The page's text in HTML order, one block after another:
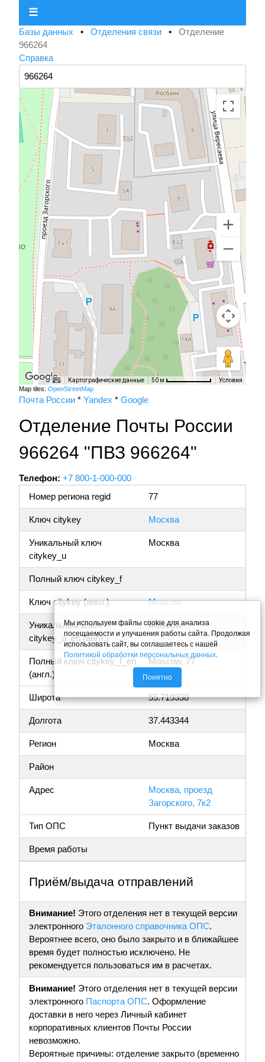
☰
Базы данных • Отделения связи • Отделение
966264
Справка
Картографические данные 50 м Условия
Map tiles: OpenStreetMap
Почта России * Yandex * Google
Отделение Почты России
966264 "ПВЗ 966264"
Телефон: +7 800-1-000-000
Номер региона regid
77
Ключ citykey Москва
Уникальный ключ
citykey_u
Москва
Полный ключ citykey_f
Ключ citykey (англ.) Moscow
Уникальный ключ
citykey_u_en (англ.)
Moscow
Полный ключ citykey_f_en
(англ.)
Moscow, 77
Широта 55.719338
Долгота 37.443344
Регион Москва
Район
Адрес
Москва, проезд
Загорского, 7к2
Тип ОПС Пункт выдачи заказов
Время работы
Приём/выдача отправлений
Внимание! Этого отделения нет в текущей версии
электронного Эталонного справочника ОПС.
Вероятнее всего, оно было закрыто и в ближайшее
время будет полностью исключено. Не
рекомендуется пользоваться им в расчетах.
Внимание! Этого отделения нет в текущей версии
электронного Паспорта ОПС. Оформление
доставки в него через Личный кабинет
корпоративных клиентов Почты России
невозможно.
Вероятные причины: отделение закрыто (временно
Мы используем файлы cookie для анализа
посещаемости и улучшения работы сайта. Продолжая
использовать сайт, вы соглашаетесь с нашей
Политикой обработки персональных данных
Понятно